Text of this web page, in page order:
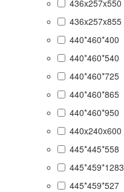
436x257x550
436x257x855
440*460*400
440*460*540
440*460*725
440*460*865
440*460*950
440x240x600
445*445*558
445*459*1283
445*459*527